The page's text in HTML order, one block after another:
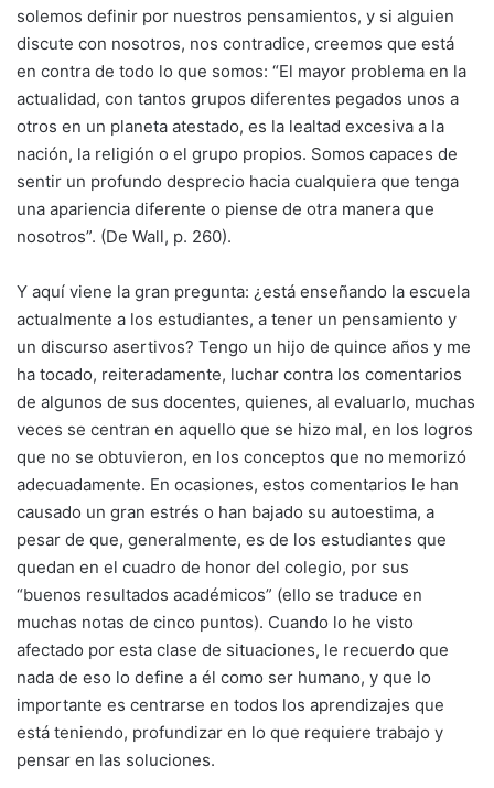
solemos definir por nuestros pensamientos, y si alguien
discute con nosotros, nos contradice, creemos que está
en contra de todo lo que somos: “El mayor problema en la
actualidad, con tantos grupos diferentes pegados unos a
otros en un planeta atestado, es la lealtad excesiva a la
nación, la religión o el grupo propios. Somos capaces de
sentir un profundo desprecio hacia cualquiera que tenga
una apariencia diferente o piense de otra manera que
nosotros”. (De Wall, p. 260).
Y aquí viene la gran pregunta: ¿está enseñando la escuela
actualmente a los estudiantes, a tener un pensamiento y
un discurso asertivos? Tengo un hijo de quince años y me
ha tocado, reiteradamente, luchar contra los comentarios
de algunos de sus docentes, quienes, al evaluarlo, muchas
veces se centran en aquello que se hizo mal, en los logros
que no se obtuvieron, en los conceptos que no memorizó
adecuadamente. En ocasiones, estos comentarios le han
causado un gran estrés o han bajado su autoestima, a
pesar de que, generalmente, es de los estudiantes que
quedan en el cuadro de honor del colegio, por sus
“buenos resultados académicos” (ello se traduce en
muchas notas de cinco puntos). Cuando lo he visto
afectado por esta clase de situaciones, le recuerdo que
nada de eso lo define a él como ser humano, y que lo
importante es centrarse en todos los aprendizajes que
está teniendo, profundizar en lo que requiere trabajo y
pensar en las soluciones.